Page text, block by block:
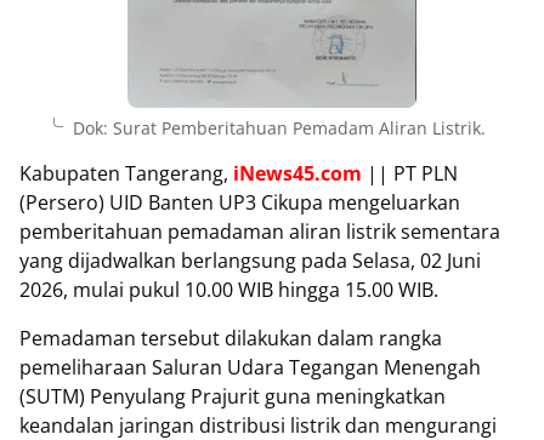
Dok: Surat Pemberitahuan Pemadam Aliran Listrik.
Kabupaten Tangerang, iNews45.com || PT PLN
(Persero) UID Banten UP3 Cikupa mengeluarkan
pemberitahuan pemadaman aliran listrik sementara
yang dijadwalkan berlangsung pada Selasa, 02 Juni
2026, mulai pukul 10.00 WIB hingga 15.00 WIB.
Pemadaman tersebut dilakukan dalam rangka
pemeliharaan Saluran Udara Tegangan Menengah
(SUTM) Penyulang Prajurit guna meningkatkan
keandalan jaringan distribusi listrik dan mengurangi